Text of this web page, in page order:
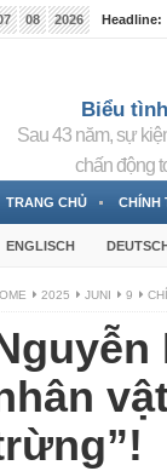
08 2026
Headline:
Biểu
Sau 43 năm, sự
chấn động
TRANG CHỦ CHÍNH
ENGLISCH
2025 JUNI 9